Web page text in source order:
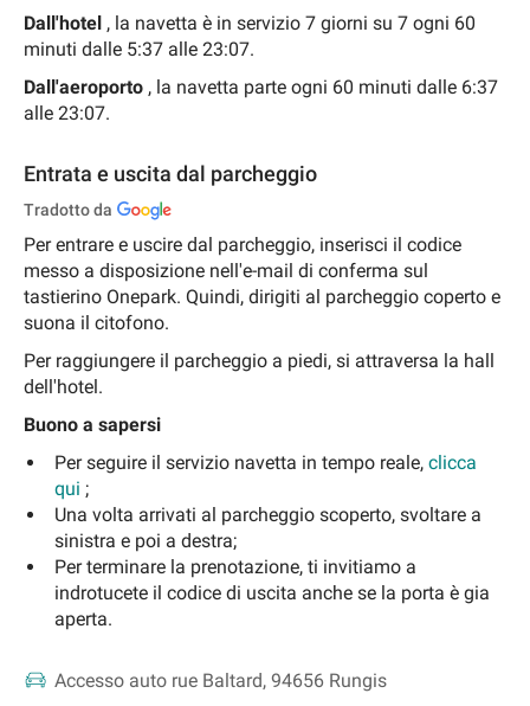
Dall'hotel , la navetta è in servizio 7 giorni su 7 ogni 60
minuti dalle 5:37 alle 23:07.
Dall'aeroporto , la navetta parte ogni 60 minuti dalle 6:37
alle 23:07.
Entrata e uscita dal parcheggio
Tradotto da
Per entrare e uscire dal parcheggio, inserisci il codice
messo a disposizione nell'e-mail di conferma sul
tastierino Onepark. Quindi, dirigiti al parcheggio coperto e
suona il citofono.
Per raggiungere il parcheggio a piedi, si attraversa la hall
dell'hotel.
Buono a sapersi
Per seguire il servizio navetta in tempo reale, clicca
qui ;
Una volta arrivati al parcheggio scoperto, svoltare a
sinistra e poi a destra;
Per terminare la prenotazione, ti invitiamo a
indrotucete il codice di uscita anche se la porta è gia
aperta.
Accesso auto rue Baltard, 94656 Rungis